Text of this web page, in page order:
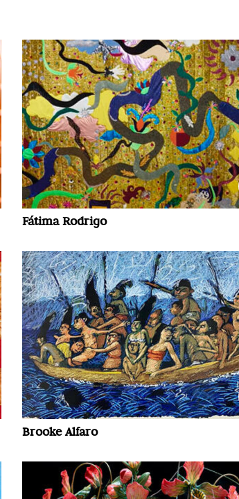
Fátima Rodrigo
Brooke Alfaro